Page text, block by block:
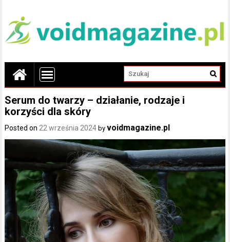
Serum do twarzy – działanie, rodzaje i
korzyści dla skóry
Posted on 22 września 2024 byvoidmagazine.pl